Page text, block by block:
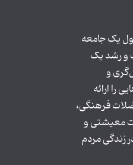
یک جامعه
و رشد یک
و
را ارائه
فرهنگی،
معیشتی و
زندگی مردم